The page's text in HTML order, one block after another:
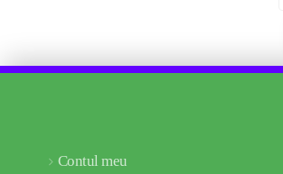
Contul meu